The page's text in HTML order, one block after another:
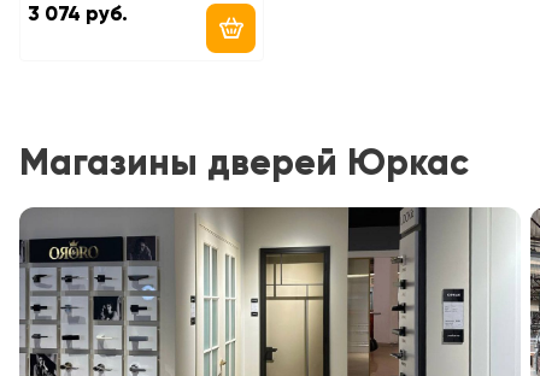
3 074 руб.
Добавить в корзину
Магазины дверей Юркас